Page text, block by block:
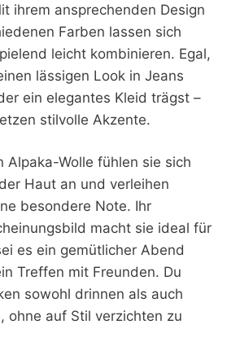
ihrem ansprechenden Design
Farben lassen sich
leicht kombinieren. Egal,
lässigen Look in Jeans
ein elegantes Kleid trägst –
stilvolle Akzente.
Alpaka-Wolle fühlen sie sich
Haut an und verleihen
besondere Note. Ihr
macht sie ideal für
es ein gemütlicher Abend
Treffen mit Freunden. Du
sowohl drinnen als auch
ohne auf Stil verzichten zu